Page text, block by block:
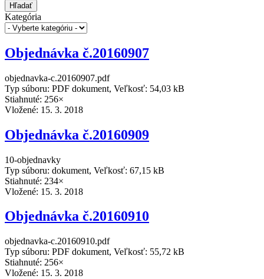
Hľadať
Kategória
Objednávka č.20160907
objednavka-c.20160907.pdf
Typ súboru: PDF dokument, Veľkosť: 54,03 kB
Stiahnuté: 256×
Vložené: 15. 3. 2018
Objednávka č.20160909
10-objednavky
Typ súboru: dokument, Veľkosť: 67,15 kB
Stiahnuté: 234×
Vložené: 15. 3. 2018
Objednávka č.20160910
objednavka-c.20160910.pdf
Typ súboru: PDF dokument, Veľkosť: 55,72 kB
Stiahnuté: 256×
Vložené: 15. 3. 2018